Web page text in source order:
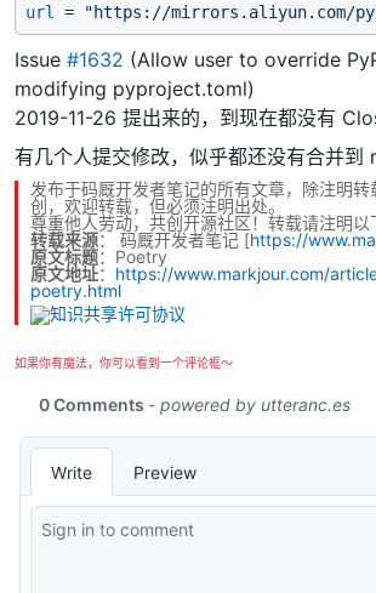
url
= "https://mirrors.aliyun.com/
Issue #1632 (Allow user to override
modifying pyproject.toml)
2019-11-26 提出来的，到现在都没有
有几个人提交修改，似乎都还没有合并到
发布于码厩开发者笔记的所有文章，除注明
创，欢迎转载，但必须注明出处。
尊重他人劳动，共创开源社区！转载请注明以
转载来源： 码厩开发者笔记 [https://
原文标题：Poetry
原文地址： https://www.markjour.com/
poetry.html
如果你有魔法，你可以看到一个评论框～